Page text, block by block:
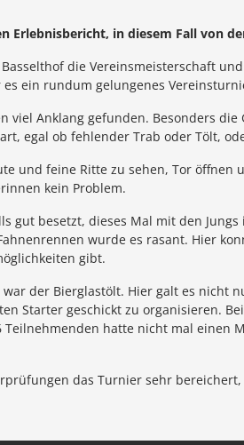
Erlebnisbericht, in diesem Fall von
die Vereinsmeisterschaft
ein rundum gelungenes
viel Anklang gefunden. Besonders
egal ob fehlender Trab oder Tölt,
und feine Ritte zu sehen, Tor
kein Problem.
gut besetzt, dieses Mal mit den
wurde es rasant. Hier
gibt.
der Bierglastölt. Hier galt es nicht
Starter geschickt zu organisieren.
hatte nicht mal einen
das Turnier sehr